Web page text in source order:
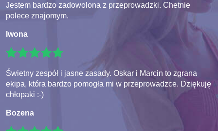
Jestem bardzo zadowolona z przeprowadzki. Chetnie
polece znajomym.
Iwona
Świetny zespół i jasne zasady. Oskar i Marcin to zgrana
ekipa, która bardzo pomogła mi w przeprowadzce. Dziękuję
chłopaki :-)
Bozena